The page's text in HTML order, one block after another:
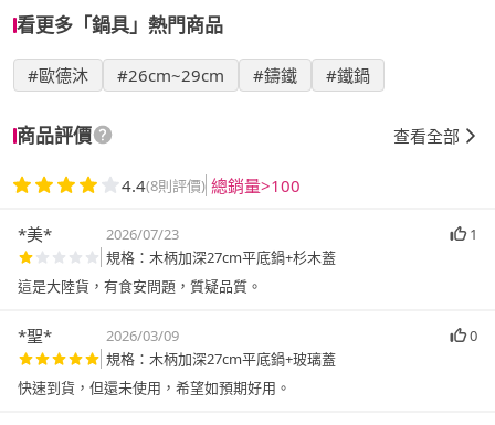
看更多「鍋具」熱門商品
#歐德沐 #26cm~29cm #鑄鐵 #鐵鍋
商品評價 查看全部
4.4(8則評價) 總銷量>100
*美* 2026/07/23
1
規格：木柄加深27cm平底鍋+杉木蓋
這是大陸貨，有食安問題，質疑品質。
*聖* 2026/03/09
0
規格：木柄加深27cm平底鍋+玻璃蓋
快速到貨，但還未使用，希望如預期好用。